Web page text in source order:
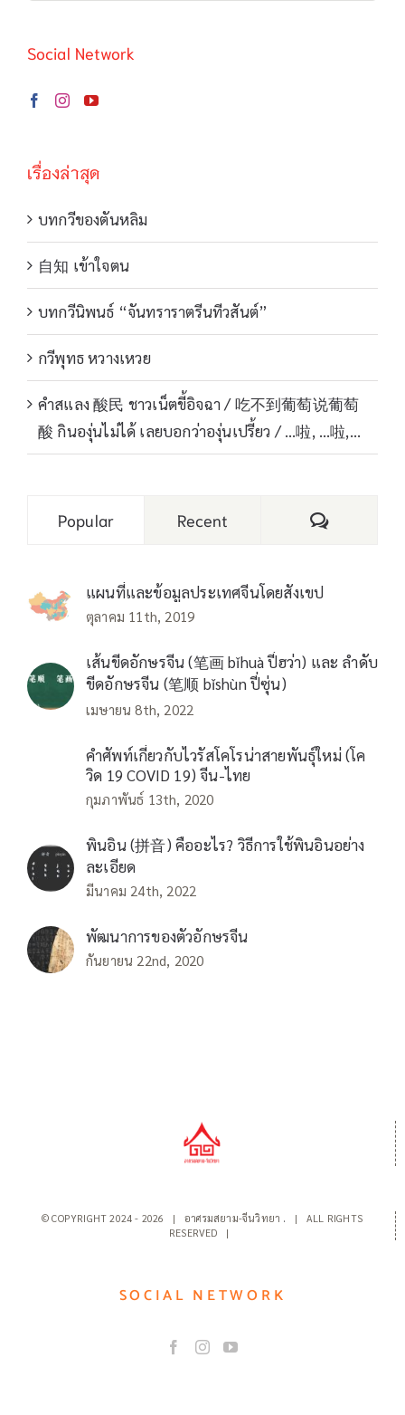
Social Network
เรื่องล่าสุด
บทกวีของตันหลิม
自知 เข้าใจตน
บทกวีนิพนธ์ “จันทราราตรีนทีวสันต์”
กวีพุทธ หวางเหวย
คำสแลง 酸民 ชาวเน็ตขี้อิจฉา / 吃不到葡萄说葡萄
酸 กินองุ่นไม่ได้ เลยบอกว่าองุ่นเปรี้ยว / …啦, …啦,…
Popular Recent Comments
แผนที่และข้อมูลประเทศจีนโดยสังเขป
ตุลาคม 11th, 2019
เส้นขีดอักษรจีน (笔画 bǐhuà ปี่ฮว่า) และ ลำดับ
ขีดอักษรจีน (笔顺 bǐshùn ปี่ซุ่น)
เมษายน 8th, 2022
คำศัพท์เกี่ยวกับไวรัสโคโรน่าสายพันธุ์ใหม่ (โค
วิด 19 COVID 19) จีน-ไทย
กุมภาพันธ์ 13th, 2020
พินอิน (拼音) คืออะไร? วิธีการใช้พินอินอย่าง
ละเอียด
มีนาคม 24th, 2022
พัฒนาการของตัวอักษรจีน
กันยายน 22nd, 2020
© COPYRIGHT 2024 - 2026 | อาศรมสยาม-จีนวิทยา .
| ALL RIGHTS
RESERVED |
SOCIAL NETWORK